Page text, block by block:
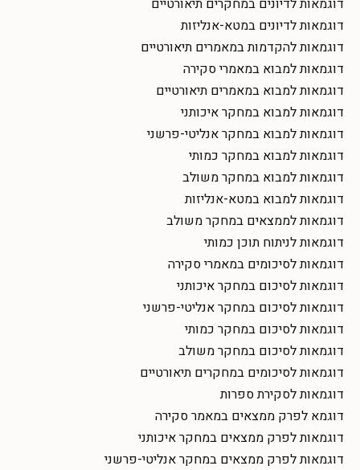
דוגמאות לדיונים במטא-אנליזות
דוגמאות להקדמות במאמרים תיאורטיים
דוגמאות למבוא במאמרי סקירה
דוגמאות למבוא במאמרים תיאורטיים
דוגמאות למבוא במחקר איכותני
דוגמאות למבוא במחקר אנליטי-פרשני
דוגמאות למבוא במחקר כמותי
דוגמאות למבוא במחקר משולב
דוגמאות למבוא במטא-אנליזות
דוגמאות לממצאים במחקר משולב
דוגמאות לניתוח תוכן כמותי
דוגמאות לסיכומים במאמרי סקירה
דוגמאות לסיכום במחקר איכותני
דוגמאות לסיכום במחקר אנליטי-פרשני
דוגמאות לסיכום במחקר כמותי
דוגמאות לסיכום במחקר משולב
דוגמאות לסיכומים במחקרים תיאורטיים
דוגמאות לסקירת ספרות
דוגמא לפרק ממצאים במאמר סקירה
דוגמאות לפרק ממצאים במחקר איכותני
דוגמאות לפרק ממצאים במחקר אנליטי-פרשני